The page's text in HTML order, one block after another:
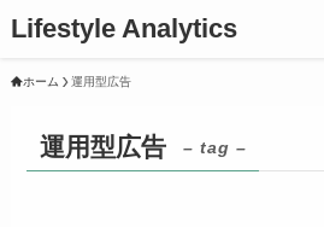
Lifestyle Analytics
ホーム 運用型広告
運用型広告 – tag –